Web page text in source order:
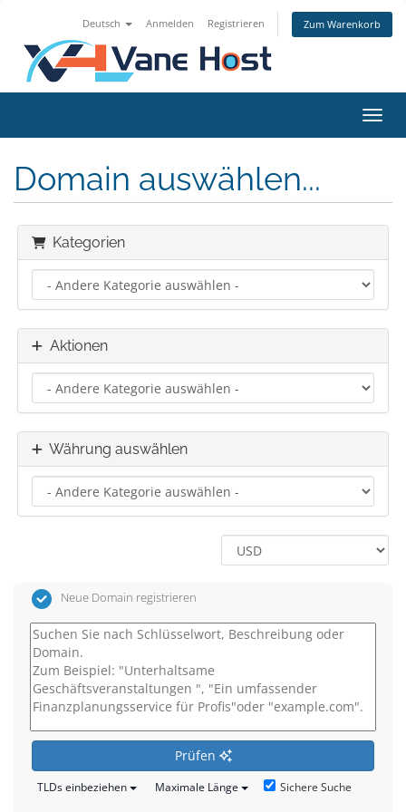
Deutsch Anmelden Registrieren Zum Warenkorb
Domain auswählen...
Kategorien
Aktionen
Währung auswählen
Neue Domain registrieren
Prüfen
TLDs einbeziehen Maximale Länge Sichere Suche